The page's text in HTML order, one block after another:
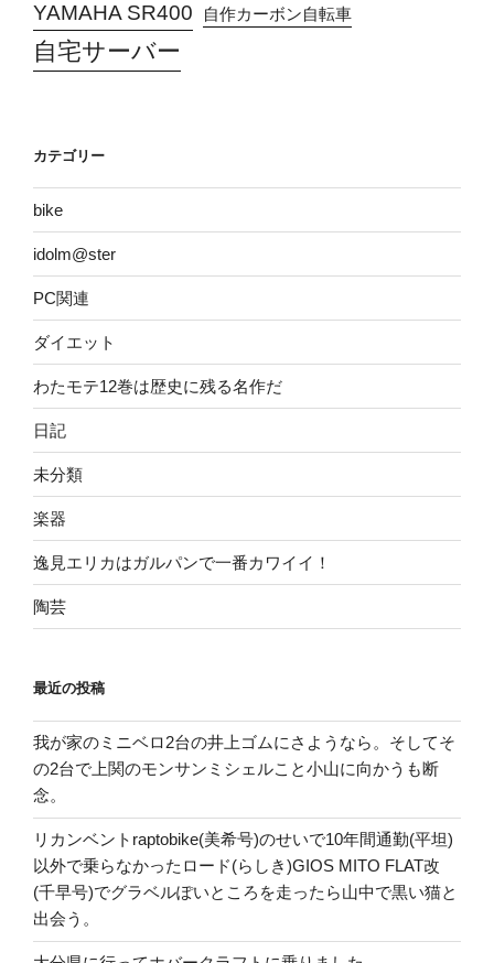
YAMAHA SR400 自作カーボン自転車
自宅サーバー
カテゴリー
bike
idolm@ster
PC関連
ダイエット
わたモテ12巻は歴史に残る名作だ
日記
未分類
楽器
逸見エリカはガルパンで一番カワイイ！
陶芸
最近の投稿
我が家のミニベロ2台の井上ゴムにさようなら。そしてそ
の2台で上関のモンサンミシェルこと小山に向かうも断
念。
リカンベントraptobike(美希号)のせいで10年間通勤(平坦)
以外で乗らなかったロード(らしき)GIOS MITO FLAT改
(千早号)でグラベルぽいところを走ったら山中で黒い猫と
出会う。